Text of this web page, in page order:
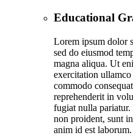
Educational
Lorem ipsum dolor
sed do eiusmod
magna aliqua. Ut
exercitation
commodo
reprehenderit in
fugiat nulla pariatur.
non proident, sunt
anim id est laborum.